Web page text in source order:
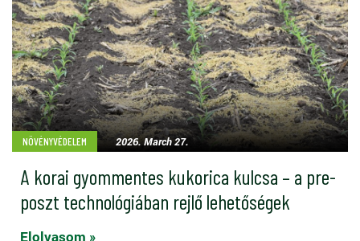
NÖVÉNYVÉDELEM 2026. March 27.
A korai gyommentes kukorica kulcsa – a pre-
poszt technológiában rejlő lehetőségek
Elolvasom »